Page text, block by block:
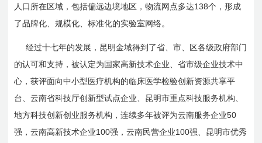
人口所在区域，包括偏远边境地区，物流网点多达138个，形成
了品牌化、规模化、标准化的实验室网络。
经过十七年的发展，昆明金域得到了省、市、区各级政府部门
的认可和支持，被认定为国家高新技术企业、省市级企业技术中
心，获评面向中小型医疗机构的临床医学检验创新资源共享平
台、云南省科技厅创新型试点企业、昆明市重点科技服务机构、
地方科技创新创业服务机构，连续多年被评为云南服务企业50
强，云南高新技术企业100强，云南民营企业100强、昆明市优秀